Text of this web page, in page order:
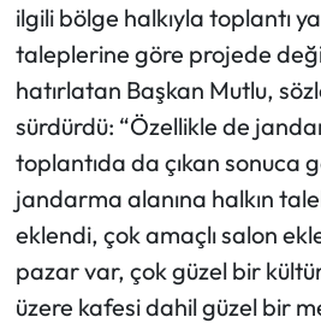
ilgili bölge halkıyla toplantı
taleplerine göre projede
hatırlatan Başkan Mutlu,
sürdürdü: “Özellikle de
toplantıda da çıkan sonuca
jandarma alanına halkın
eklendi, çok amaçlı salon
pazar var, çok güzel bir
üzere kafesi dahil güzel bir